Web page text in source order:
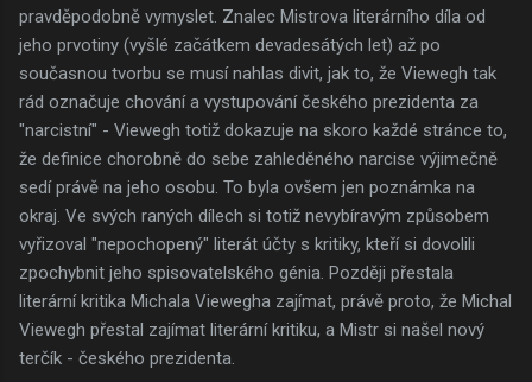
pravděpodobně vymyslet. Znalec Mistrova literárního díla od
jeho prvotiny (vyšlé začátkem devadesátých let) až po
současnou tvorbu se musí nahlas divit, jak to, že Viewegh tak
rád označuje chování a vystupování českého prezidenta za
"narcistní" - Viewegh totiž dokazuje na skoro každé stránce to,
že definice chorobně do sebe zahleděného narcise výjimečně
sedí právě na jeho osobu. To byla ovšem jen poznámka na
okraj. Ve svých raných dílech si totiž nevybíravým způsobem
vyřizoval "nepochopený" literát účty s kritiky, kteří si dovolili
zpochybnit jeho spisovatelského génia. Později přestala
literární kritika Michala Viewegha zajímat, právě proto, že Michal
Viewegh přestal zajímat literární kritiku, a Mistr si našel nový
terčík - českého prezidenta.